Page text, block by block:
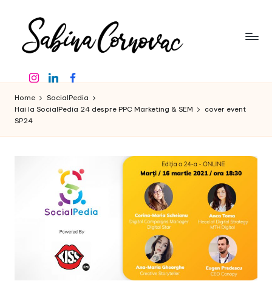
content
a
b
in
creator
de
conținut
de
16
InstagramLinkedinFacebook
Home
SocialPedia
Hai la SocialPedia 24 despre PPC Marketing & SEM
cover event
SP24